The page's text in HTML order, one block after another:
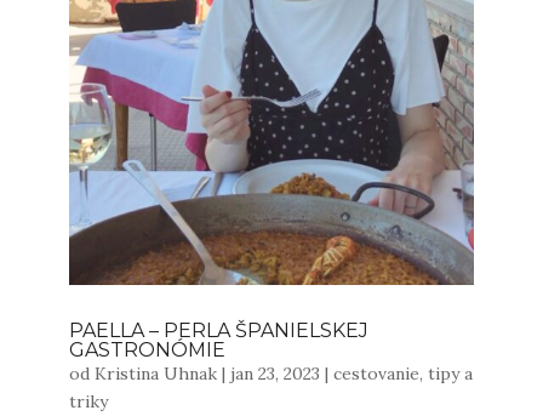
PAELLA – PERLA ŠPANIELSKEJ
GASTRONÓMIE
od Kristina Uhnak| jan 23, 2023 | cestovanie, tipy a
triky